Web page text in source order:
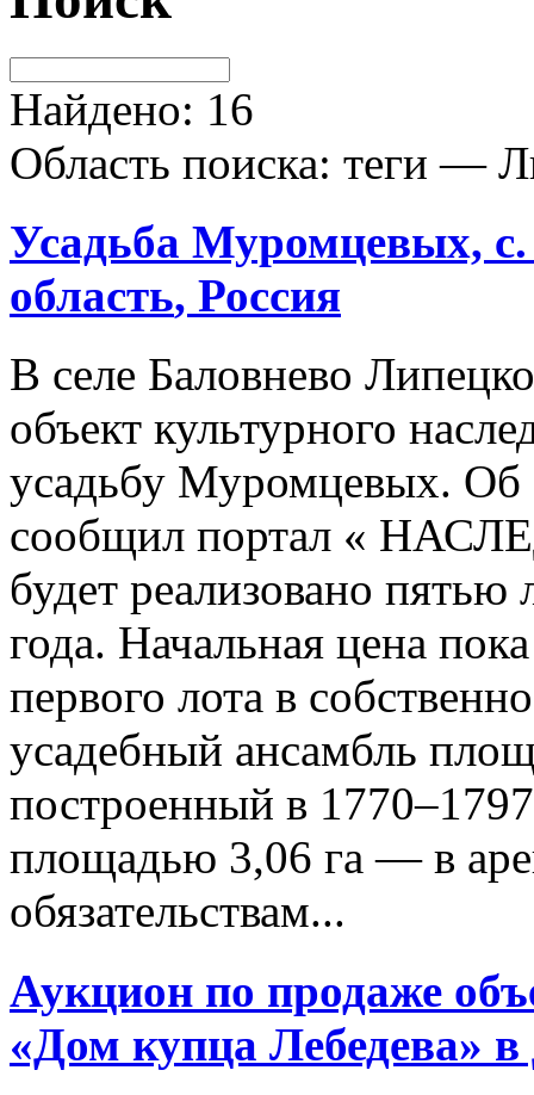
Найдено: 16
Область поиска: теги —
Усадьба Муромцевых,
область, Россия
В селе Баловнево
объект культурного
усадьбу Муромцевых. Об
сообщил портал «
будет реализовано пятью
года. Начальная цена
первого лота в
усадебный ансамбль
построенный в
площадью 3,06 га — в
обязательствам...
Аукцион по продаже
«Дом купца Лебедева» в